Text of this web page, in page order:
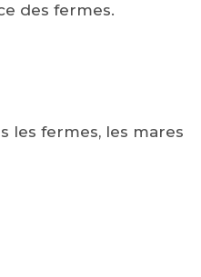
des fermes.
les fermes, les mares